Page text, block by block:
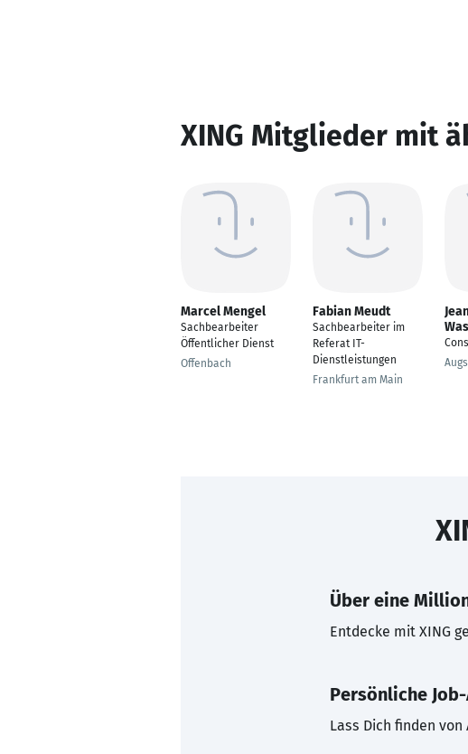
XING Mitglieder mit
Marcel Mengel
Sachbearbeiter
Öffentlicher Dienst
Offenbach
Fabian Meudt
Sachbearbeiter im
Referat IT-
Dienstleistungen
Frankfurt am Main
Über eine
Entdecke mit XING
Persönliche
Lass Dich finden